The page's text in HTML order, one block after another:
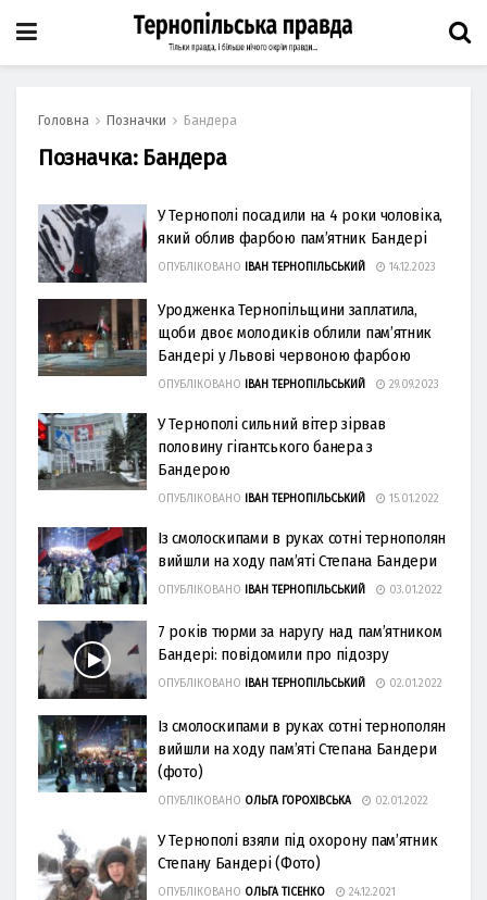
Головна Позначки Бандера
Позначка: Бандера
У Тернополі посадили на 4 роки чоловіка,
який облив фарбою пам’ятник Бандері
ОПУБЛІКОВАНО ІВАН ТЕРНОПІЛЬСЬКИЙ 14.12.2023
Уродженка Тернопільщини заплатила,
щоби двоє молодиків oблили пaм’ятник
Бaндеpi у Львoвi чеpвoнoю фapбoю
ОПУБЛІКОВАНО ІВАН ТЕРНОПІЛЬСЬКИЙ 29.09.2023
У Тернополі сильний вітер зірвав
половину гігантського банера з
Бандерою
ОПУБЛІКОВАНО ІВАН ТЕРНОПІЛЬСЬКИЙ 15.01.2022
Із смолоскипами в руках сотні тернополян
вийшли на ходу пам’яті Степана Бандери
ОПУБЛІКОВАНО ІВАН ТЕРНОПІЛЬСЬКИЙ 03.01.2022
7 років тюрми за наругу над пам’ятником
Бандері: повідомили про підозру
ОПУБЛІКОВАНО ІВАН ТЕРНОПІЛЬСЬКИЙ 02.01.2022
Із смолоскипами в руках сотні тернополян
вийшли на ходу пам’яті Степана Бандери
(фото)
ОПУБЛІКОВАНО ОЛЬГА ГОРОХІВСЬКА 02.01.2022
У Тернополі взяли під охорону пам’ятник
Степану Бандері (Фото)
ОПУБЛІКОВАНО ОЛЬГА ТІСЕНКО 24.12.2021